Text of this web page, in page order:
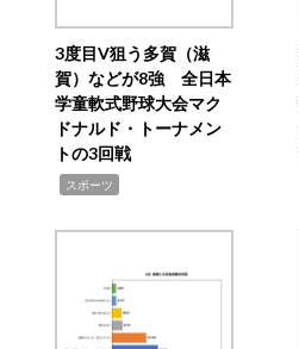
3度目V狙う多賀（滋
賀）などが8強 全日本
学童軟式野球大会マク
ドナルド・トーナメン
トの3回戦
スポーツ